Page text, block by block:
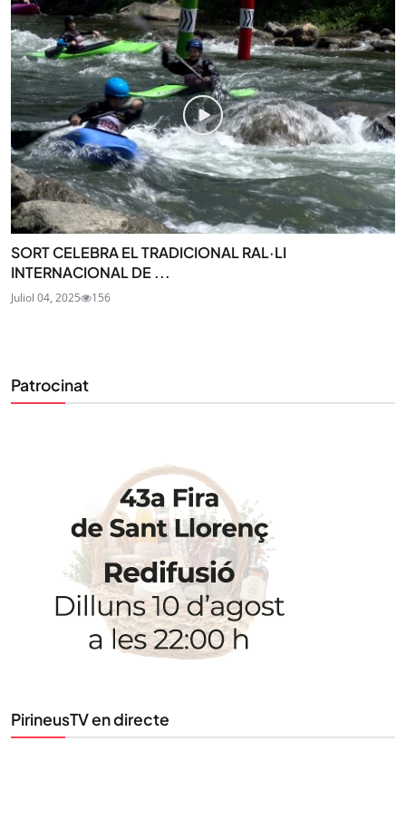
SORT CELEBRA EL TRADICIONAL RAL·LI
INTERNACIONAL DE ...
Juliol 04, 2025 156
Patrocinat
PirineusTV en directe
STAY UPDATED
Uneix-te al nostre butlletí
Tota l’actualitat, seleccionada i enviada directament
al teu correu. Subscriu-te al nostre butlletí i segueix
la informació que importa.
SUBSCRIU-TE